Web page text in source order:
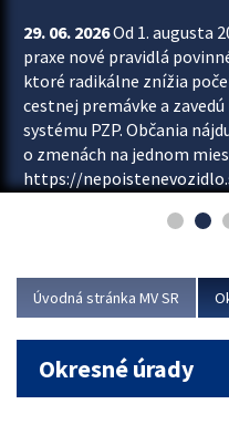
29. 06. 2026Od 1. augusta
praxe nové pravidlá
ktoré radikálne znížia
cestnej premávke a
systému PZP. Občania
o zmenách na jednom
https://
asociácie poisťovní
Viac
Úvodná stránka MV SR
Okresné úrady